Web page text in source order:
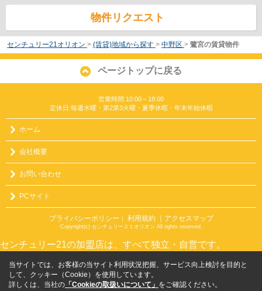
物件リクエスト
センチュリー21オリオン > (賃貸)地域から探す > 中野区 > 鷺宮の賃貸物件
ページトップに戻る
営業時間:10:00～18:00
定休日:毎週水曜・第2第3火曜・夏季休暇・年末年始休暇
ホーム
会社概要
お問い合わせ
PCサイト
プライバシーポリシー ｜ 利用規約 ｜アクセスマップ
Copyright(c) センチュリー２１オリオン All rights reserved.
センチュリー21の加盟店は、すべて独立・自営です。
当サイトでは、お客様の当サイト利用状況把握、サービス向上検討を目的と
して、クッキー（Cookie）を使用しています。
詳しくは、当社の 「Cookieの取扱いについて」 をご確認ください。